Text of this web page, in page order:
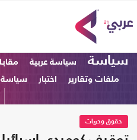
سياسة سياسة عربية
ملفات وتقارير
اختبار سياسة
حقوق وحريات